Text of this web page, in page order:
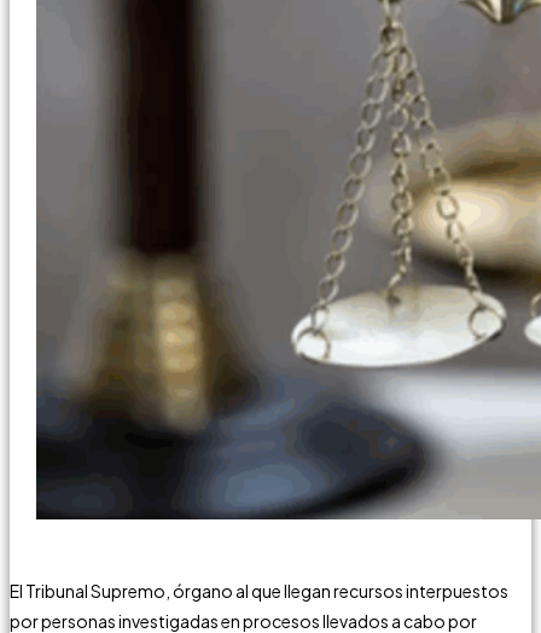
El Tribunal Supremo, órgano al que llegan recursos interpuestos
por personas investigadas en procesos llevados a cabo por